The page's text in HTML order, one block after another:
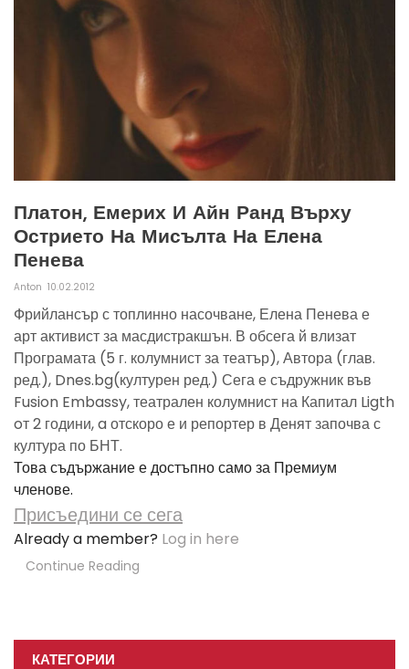
Платон, Емерих И Айн Ранд Върху
Острието На Мисълта На Елена
Пенева
Anton 10.02.2012
Фрийлансър с топлинно насочване, Елена Пенева е
арт активист за масдистракшън. В обсега й влизат
Програмата (5 г. колумнист за театър), Автора (глав.
ред.), Dnes.bg(културен ред.) Сега е съдружник във
Fusion Embassy, театрален колумнист на Капитал Ligth
oт 2 години, a отскоро е и репортер в Денят започва с
култура по БНТ.
Това съдържание е достъпно само за Премиум
членове.
Присъедини се сега
Already a member? Log in here
Continue Reading
КАТЕГОРИИ